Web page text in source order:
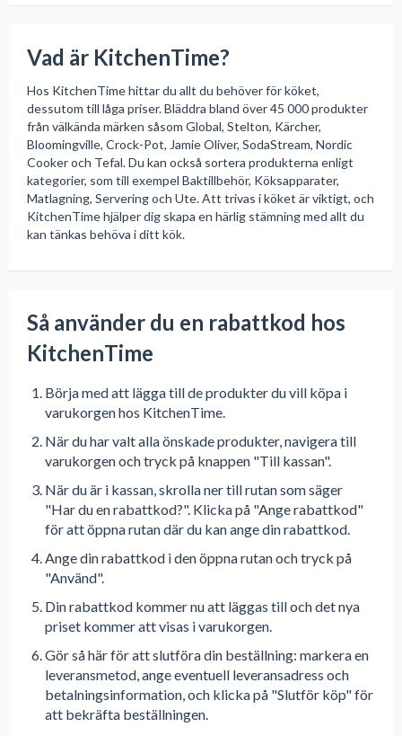
Vad är KitchenTime?
Hos KitchenTime hittar du allt du behöver för köket,
dessutom till låga priser. Bläddra bland över 45 000 produkter
från välkända märken såsom Global, Stelton, Kärcher,
Bloomingville, Crock-Pot, Jamie Oliver, SodaStream, Nordic
Cooker och Tefal. Du kan också sortera produkterna enligt
kategorier, som till exempel Baktillbehör, Köksapparater,
Matlagning, Servering och Ute. Att trivas i köket är viktigt, och
KitchenTime hjälper dig skapa en härlig stämning med allt du
kan tänkas behöva i ditt kök.
Så använder du en rabattkod hos
KitchenTime
Börja med att lägga till de produkter du vill köpa i
varukorgen hos KitchenTime.
När du har valt alla önskade produkter, navigera till
varukorgen och tryck på knappen "Till kassan".
När du är i kassan, skrolla ner till rutan som säger
"Har du en rabattkod?". Klicka på "Ange rabattkod"
för att öppna rutan där du kan ange din rabattkod.
Ange din rabattkod i den öppna rutan och tryck på
"Använd".
Din rabattkod kommer nu att läggas till och det nya
priset kommer att visas i varukorgen.
Gör så här för att slutföra din beställning: markera en
leveransmetod, ange eventuell leveransadress och
betalningsinformation, och klicka på "Slutför köp" för
att bekräfta beställningen.